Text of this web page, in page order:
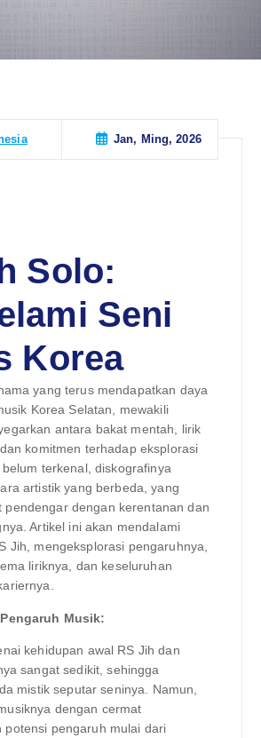
Jan, Ming, 2026
Solo:
Seni
Korea
yang terus mendapatkan daya
Korea Selatan, mewakili
antara bakat mentah, lirik
komitmen terhadap eksplorasi
terkenal, diskografinya
artistik yang berbeda, yang
pendengar dengan kerentanan dan
Artikel ini akan mendalami
Jih, mengeksplorasi pengaruhnya,
liriknya, dan keseluruhan
Musik:
kehidupan awal RS Jih dan
sangat sedikit, sehingga
mistik seputar seninya. Namun,
dengan cermat
potensi pengaruh mulai dari